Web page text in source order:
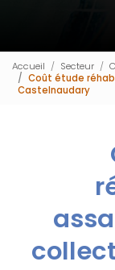
Accueil Secteur
Coût étude
Castelnaudary